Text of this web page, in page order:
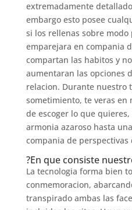
extremadamente
embargo esto posee
si los rellenas sobre modo
emparejara en compania
compartan las habitos y
aumentaran las opciones
relacion. Durante nuestro
sometimiento, te veras en
de escoger lo que
armonia azaroso hasta
compania de perspectivas
?En que consiste
La tecnologia forma bien
conmemoracion,
transpirado ambas las